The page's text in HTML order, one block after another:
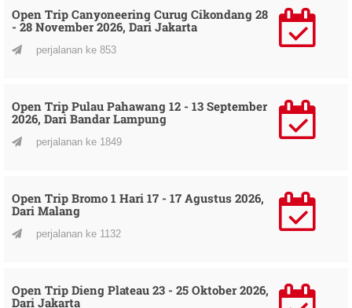
Open Trip Canyoneering Curug Cikondang 28
- 28 November 2026, Dari Jakarta
perjalanan ke 853
Open Trip Pulau Pahawang 12 - 13 September
2026, Dari Bandar Lampung
perjalanan ke 1849
Open Trip Bromo 1 Hari 17 - 17 Agustus 2026,
Dari Malang
perjalanan ke 1132
Open Trip Dieng Plateau 23 - 25 Oktober 2026,
Dari Jakarta